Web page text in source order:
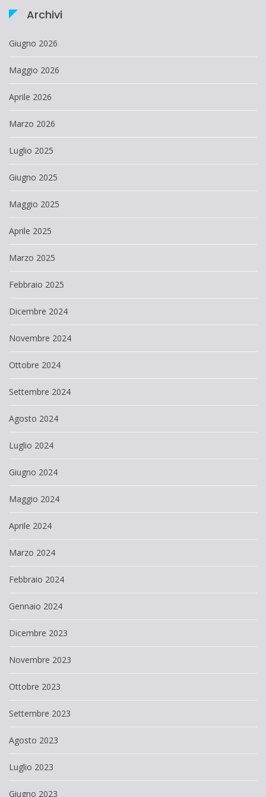
Archivi
Giugno 2026
Maggio 2026
Aprile 2026
Marzo 2026
Luglio 2025
Giugno 2025
Maggio 2025
Aprile 2025
Marzo 2025
Febbraio 2025
Dicembre 2024
Novembre 2024
Ottobre 2024
Settembre 2024
Agosto 2024
Luglio 2024
Giugno 2024
Maggio 2024
Aprile 2024
Marzo 2024
Febbraio 2024
Gennaio 2024
Dicembre 2023
Novembre 2023
Ottobre 2023
Settembre 2023
Agosto 2023
Luglio 2023
Giugno 2023